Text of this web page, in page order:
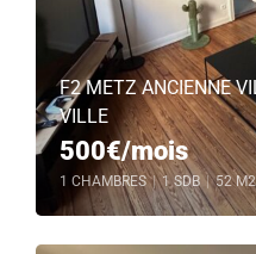
F2 METZ ANCIENNE
VILLE
500€/mois
1 CHAMBRES | 1 SDB | 52 M2